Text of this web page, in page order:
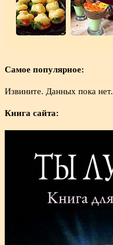
Самое популярное:
Извините. Данных пока нет.
Книга сайта: